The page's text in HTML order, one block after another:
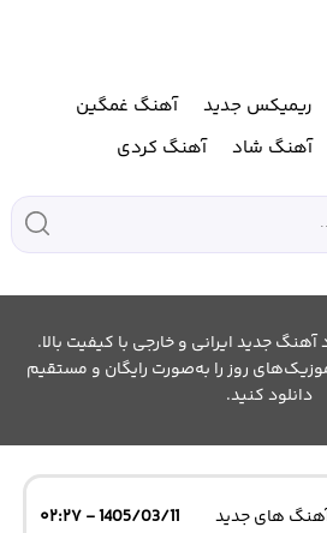
ریمیکس جدید
آهنگ غمگین
آهنگ شاد آهنگ کردی
جدید ایرانی و خارجی با کیفیت بالا.
روز را به‌صورت رایگان و مستقیم
دانلود کنید.
های جدید 1405/03/11 - ۰۲:۲۷